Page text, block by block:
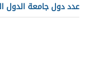
عدد دول جامعة الدول